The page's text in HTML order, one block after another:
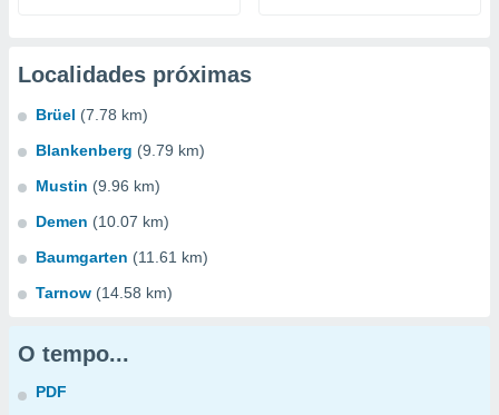
Localidades próximas
Brüel (7.78 km)
Blankenberg (9.79 km)
Mustin (9.96 km)
Demen (10.07 km)
Baumgarten (11.61 km)
Tarnow (14.58 km)
O tempo...
PDF